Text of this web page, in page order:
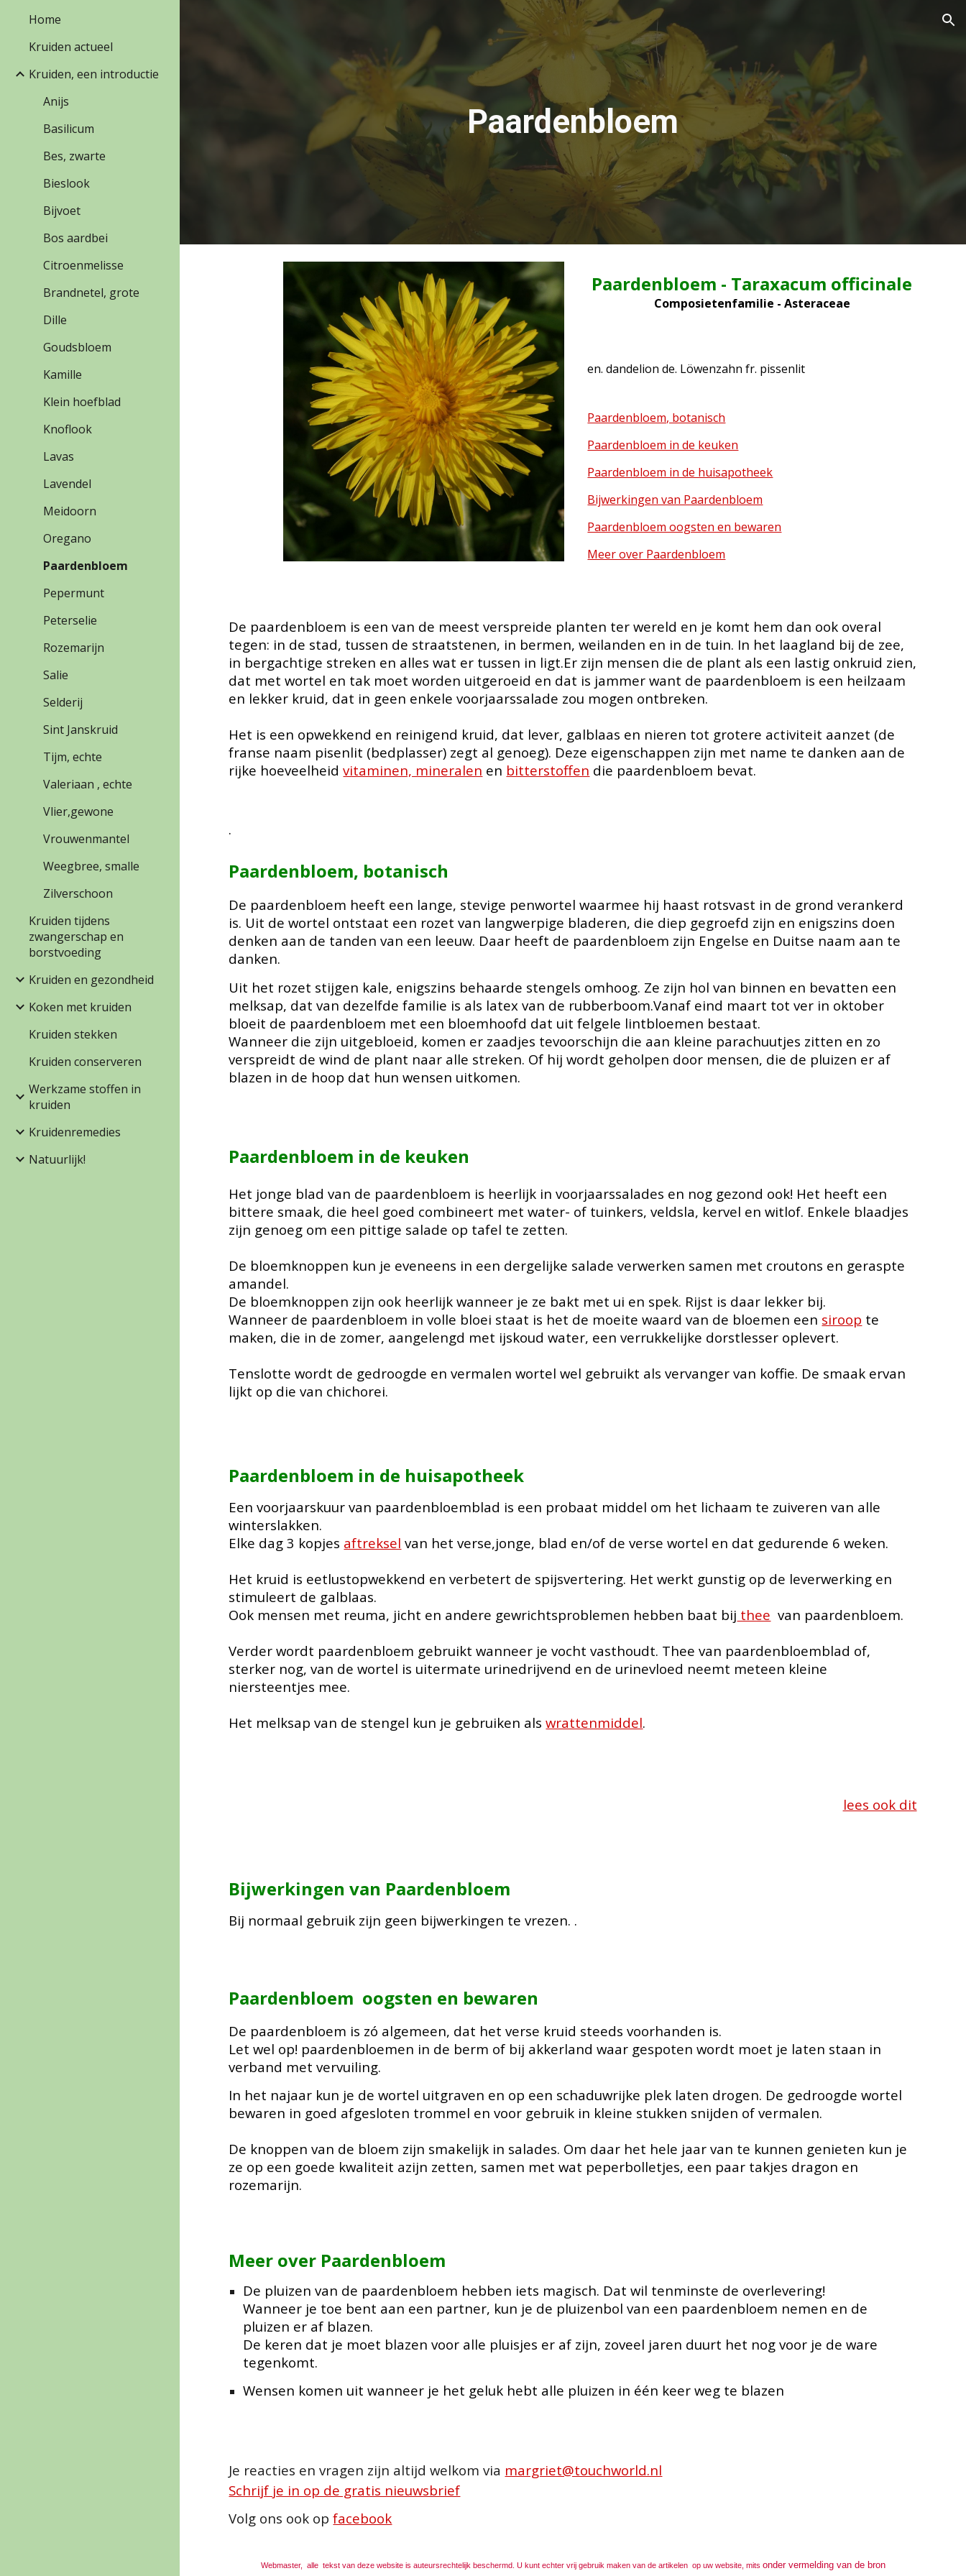
Skip to navigation
Home
Kruiden actueel
Kruiden, een introductie
Anijs
Basilicum
Bes, zwarte
Bieslook
Bijvoet
Bos aardbei
Citroenmelisse
Brandnetel, grote
Dille
Goudsbloem
Kamille
Klein hoefblad
Knoflook
Lavas
Lavendel
Meidoorn
Oregano
Paardenbloem
Pepermunt
Peterselie
Rozemarijn
Salie
Selderij
Sint Janskruid
Tijm, echte
Valeriaan , echte
Vlier,gewone
Vrouwenmantel
Weegbree, smalle
Zilverschoon
Kruiden tijdens
zwangerschap en
borstvoeding
Kruiden en gezondheid
Koken met kruiden
Kruiden stekken
Kruiden conserveren
Werkzame stoffen in
kruiden
Kruidenremedies
Natuurlijk!
Paardenbloem
Paardenbloem - Taraxacum officinale
Composietenfamilie - Asteraceae
en. dandelion de. Löwenzahn fr. pissenlit
Paardenbloem, botanisch
Paardenbloem in de keuken
Paardenbloem in de huisapotheek
Bijwerkingen van Paardenbloem
Paardenbloem oogsten en bewaren
Meer over Paardenbloem
De paardenbloem is een van de meest verspreide planten ter wereld en je komt hem dan ook overal
tegen: in de stad, tussen de straatstenen, in bermen, weilanden en in de tuin. In het laagland bij de zee,
in bergachtige streken en alles wat er tussen in ligt.Er zijn mensen die de plant als een lastig onkruid zien,
dat met wortel en tak moet worden uitgeroeid en dat is jammer want de paardenbloem is een heilzaam
en lekker kruid, dat in geen enkele voorjaarssalade zou mogen ontbreken.
Het is een opwekkend en reinigend kruid, dat lever, galblaas en nieren tot grotere activiteit aanzet (de
franse naam pisenlit (bedplasser) zegt al genoeg). Deze eigenschappen zijn met name te danken aan de
rijke hoeveelheidvitaminen, mineralen en bitterstoffen die paardenbloem bevat.
.
Paardenbloem, botanisch
De paardenbloem heeft een lange, stevige penwortel waarmee hij haast rotsvast in de grond verankerd
is. Uit de wortel ontstaat een rozet van langwerpige bladeren, die diep gegroefd zijn en enigszins doen
denken aan de tanden van een leeuw. Daar heeft de paardenbloem zijn Engelse en Duitse naam aan te
danken.
Uit het rozet stijgen kale, enigszins behaarde stengels omhoog. Ze zijn hol van binnen en bevatten een
melksap, dat van dezelfde familie is als latex van de rubberboom.Vanaf eind maart tot ver in oktober
bloeit de paardenbloem met een bloemhoofd dat uit felgele lintbloemen bestaat.
Wanneer die zijn uitgebloeid, komen er zaadjes tevoorschijn die aan kleine parachuutjes zitten en zo
verspreidt de wind de plant naar alle streken. Of hij wordt geholpen door mensen, die de pluizen er af
blazen in de hoop dat hun wensen uitkomen.
Paardenbloem in de keuken
Het jonge blad van de paardenbloem is heerlijk in voorjaarssalades en nog gezond ook! Het heeft een
bittere smaak, die heel goed combineert met water- of tuinkers, veldsla, kervel en witlof. Enkele blaadjes
zijn genoeg om een pittige salade op tafel te zetten.
De bloemknoppen kun je eveneens in een dergelijke salade verwerken samen met croutons en geraspte
amandel.
De bloemknoppen zijn ook heerlijk wanneer je ze bakt met ui en spek. Rijst is daar lekker bij.
Wanneer de paardenbloem in volle bloei staat is het de moeite waard van de bloemen een siroop te
maken, die in de zomer, aangelengd met ijskoud water, een verrukkelijke dorstlesser oplevert.
Tenslotte wordt de gedroogde en vermalen wortel wel gebruikt als vervanger van koffie. De smaak ervan
lijkt op die van chichorei.
Paardenbloem in de huisapotheek
Een voorjaarskuur van paardenbloemblad is een probaat middel om het lichaam te zuiveren van alle
winterslakken.
Elke dag 3 kopjes aftreksel van het verse,jonge, blad en/of de verse wortel en dat gedurende 6 weken.
Het kruid is eetlustopwekkend en verbetert de spijsvertering. Het werkt gunstig op de leverwerking en
stimuleert de galblaas.
Ook mensen met reuma, jicht en andere gewrichtsproblemen hebben baat bij thee van paardenbloem.
Verder wordt paardenbloem gebruikt wanneer je vocht vasthoudt. Thee van paardenbloemblad of,
sterker nog, van de wortel is uitermate urinedrijvend en de urinevloed neemt meteen kleine
niersteentjes mee.
Het melksap van de stengel kun je gebruiken alswrattenmiddel.
lees ook dit
Bijwerkingen van Paardenbloem
Bij normaal gebruik zijn geen bijwerkingen te vrezen. .
Paardenbloem oogsten en bewaren
De paardenbloem is zó algemeen, dat het verse kruid steeds voorhanden is.
Let wel op! paardenbloemen in de berm of bij akkerland waar gespoten wordt moet je laten staan in
verband met vervuiling.
In het najaar kun je de wortel uitgraven en op een schaduwrijke plek laten drogen. De gedroogde wortel
bewaren in goed afgesloten trommel en voor gebruik in kleine stukken snijden of vermalen.
De knoppen van de bloem zijn smakelijk in salades. Om daar het hele jaar van te kunnen genieten kun je
ze op een goede kwaliteit azijn zetten, samen met wat peperbolletjes, een paar takjes dragon en
rozemarijn.
Meer over Paardenbloem
De pluizen van de paardenbloem hebben iets magisch. Dat wil tenminste de overlevering!
Wanneer je toe bent aan een partner, kun je de pluizenbol van een paardenbloem nemen en de
pluizen er af blazen.
De keren dat je moet blazen voor alle pluisjes er af zijn, zoveel jaren duurt het nog voor je de ware
tegenkomt.
Wensen komen uit wanneer je het geluk hebt alle pluizen in één keer weg te blazen
Je reacties en vragen zijn altijd welkom via margriet@touchworld.nl
Schrijf je in op de gratis nieuwsbrief
Volg ons ook opfacebook
Webmaster, alle tekstvan deze website is auteursrechtelijk beschermd. U kunt echter vrij gebruik maken van de artikelen op uw website, mits onder vermelding van de bron